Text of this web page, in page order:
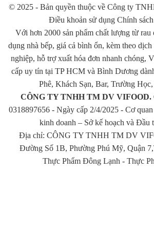
© 2025 - Bản quyền thuộc về Công ty
Điều khoản sử dụng Chính
Với hơn 2000 sản phẩm chất lượng từ rau
dụng nhà bếp, giá cả bình ổn, kèm theo
nghiệp, hỗ trợ xuất hóa đơn nhanh chóng,
cấp uy tín tại TP HCM và Bình Dương
Phê, Khách Sạn, Bar, Trường
CÔNG TY TNHH TM DV VIFOOD.
0318897656 - Ngày cấp 2/4/2025 - Cơ
kinh doanh – Sở kế hoạch và Đầu
Địa chỉ: CÔNG TY TNHH TM DV
Đường Số 1B, Phường Phú Mỹ, Quận
Thực Phẩm Đông Lạnh - Thực